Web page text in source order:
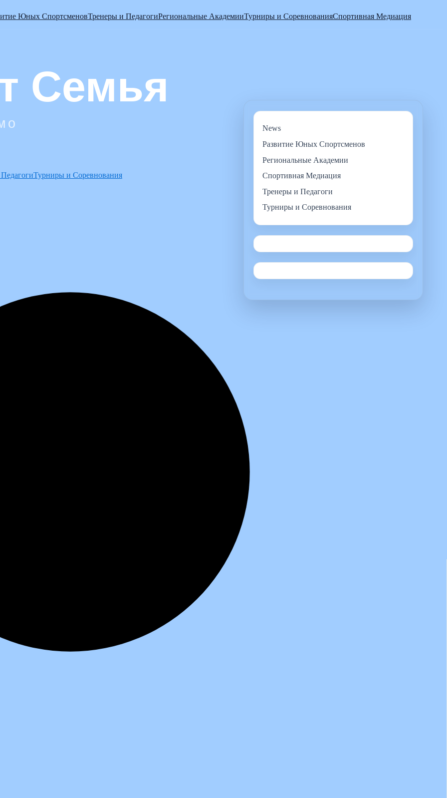
Юных СпортсменовТренеры и ПедагогиРегиональные АкадемииТурниры и СоревнованияСпортивная Медиация
Турниры и Соревнования
News
Развитие Юных Спортсменов
Региональные Академии
Спортивная Медиация
Тренеры и Педагоги
Турниры и Соревнования